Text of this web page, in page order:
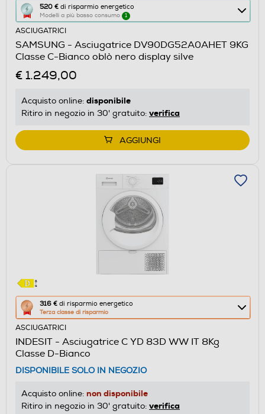
520 € di risparmio energetico
Modelli a più basso consumo 1
Questa
azione
aprirà
il
Calcolatore
di
energetico
Youreko.
ASCIUGATRICI
SAMSUNG - Asciugatrice DV90DG52A0AHET 9KG
Classe C-Bianco oblò nero display silve
€ 1.249,00
Acquisto online: disponibile
Ritiro in negozio in 30' gratuito: verifica
AGGIUNGI
316 € di risparmio energetico
Terza classe di risparmio
Questa
azione
aprirà
il
Calcolatore
di
risparmio
energetico
ASCIUGATRICI
INDESIT - Asciugatrice C YD 83D WW IT 8Kg
Classe D-Bianco
DISPONIBILE SOLO IN NEGOZIO
Acquisto online: non disponibile
Ritiro in negozio in 30' gratuito: verifica